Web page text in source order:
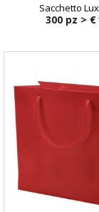
Sacchetto
300 pz > €